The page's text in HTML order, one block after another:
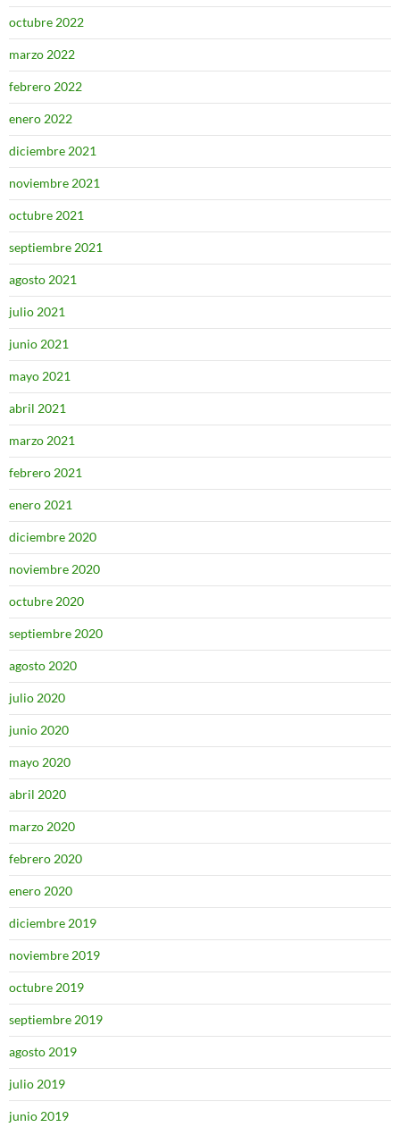
octubre 2022
marzo 2022
febrero 2022
enero 2022
diciembre 2021
noviembre 2021
octubre 2021
septiembre 2021
agosto 2021
julio 2021
junio 2021
mayo 2021
abril 2021
marzo 2021
febrero 2021
enero 2021
diciembre 2020
noviembre 2020
octubre 2020
septiembre 2020
agosto 2020
julio 2020
junio 2020
mayo 2020
abril 2020
marzo 2020
febrero 2020
enero 2020
diciembre 2019
noviembre 2019
octubre 2019
septiembre 2019
agosto 2019
julio 2019
junio 2019